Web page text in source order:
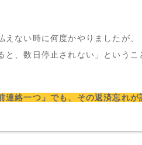
えない時に何度かやりましたが、
と、数日停止されない」というこ
連絡一つ」でも、その返済忘れが